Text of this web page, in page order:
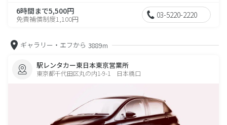
6時間まで5,500円
免責補償制度1,100円 03-5220-2220
ギャラリー・エフから 3889m
駅レンタカー東日本東京営業所
東京都千代田区丸の内1-9-1 日本橋口